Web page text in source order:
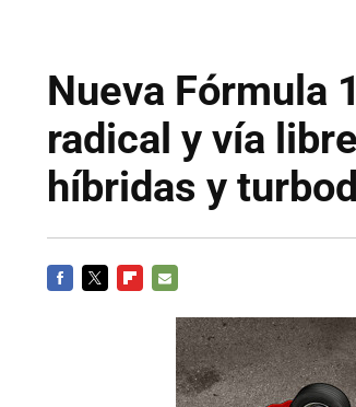
Nueva Fórmula
radical y vía
híbridas y
MAIL